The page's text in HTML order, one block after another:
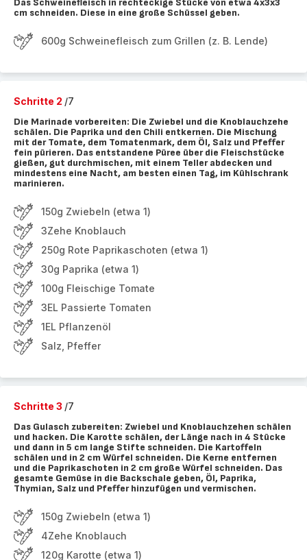
Das Schweinefleisch in rechteckige Stücke von etwa 4x3x3
cm schneiden. Diese in eine große Schüssel geben.
600g Schweinefleisch zum Grillen (z. B. Lende)
Schritte 2 /7
Die Marinade vorbereiten: Die Zwiebel und die Knoblauchzehe
schälen. Die Paprika und den Chili entkernen. Die Mischung
mit der Tomate, dem Tomatenmark, dem Öl, Salz und Pfeffer
fein pürieren. Das entstandene Püree über die Fleischstücke
gießen, gut durchmischen, mit einem Teller abdecken und
mindestens eine Nacht, am besten einen Tag, im Kühlschrank
marinieren.
150g Zwiebeln (etwa 1)
3Zehe Knoblauch
250g Rote Paprikaschoten (etwa 1)
30g Paprika (etwa 1)
100g Fleischige Tomate
3EL Passierte Tomaten
1EL Pflanzenöl
Salz, Pfeffer
Schritte 3 /7
Das Gulasch zubereiten: Zwiebel und Knoblauchzehen schälen
und hacken. Die Karotte schälen, der Länge nach in 4 Stücke
und dann in 5 cm lange Stifte schneiden. Die Kartoffeln
schälen und in 2 cm Würfel schneiden. Die Kerne entfernen
und die Paprikaschoten in 2 cm große Würfel schneiden. Das
gesamte Gemüse in die Backschale geben, Öl, Paprika,
Thymian, Salz und Pfeffer hinzufügen und vermischen.
150g Zwiebeln (etwa 1)
4Zehe Knoblauch
120g Karotte (etwa 1)